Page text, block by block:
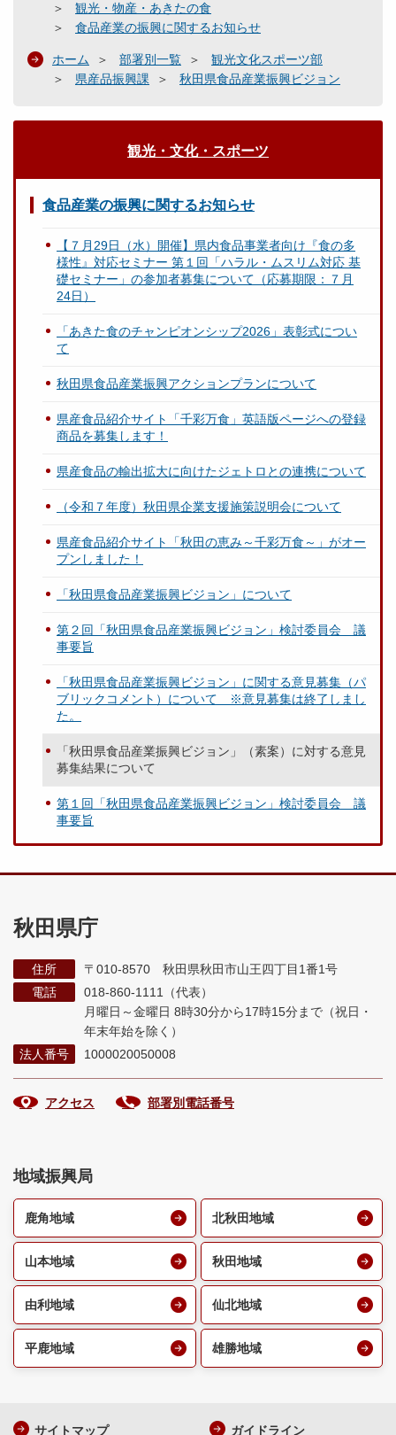
観光・物産・あきたの食
食品産業の振興に関するお知らせ
ホーム 部署別一覧
観光文化スポーツ部
県産品振興課
秋田県食品産業振興ビジョン
観光・文化・スポーツ
食品産業の振興に関するお知らせ
【７月29日（水）開催】県内食品事業者向け『食の多
様性』対応セミナー 第１回「ハラル・ムスリム対応 基
礎セミナー」の参加者募集について（応募期限：７月
24日）
「あきた食のチャンピオンシップ2026」表彰式につい
て
秋田県食品産業振興アクションプランについて
県産食品紹介サイト「千彩万食」英語版ページへの登録
商品を募集します！
県産食品の輸出拡大に向けたジェトロとの連携について
（令和７年度）秋田県企業支援施策説明会について
県産食品紹介サイト「秋田の恵み～千彩万食～」がオー
プンしました！
「秋田県食品産業振興ビジョン」について
第２回「秋田県食品産業振興ビジョン」検討委員会 議
事要旨
「秋田県食品産業振興ビジョン」に関する意見募集（パ
ブリックコメント）について ※意見募集は終了しまし
た。
「秋田県食品産業振興ビジョン」（素案）に対する意見
募集結果について
第１回「秋田県食品産業振興ビジョン」検討委員会 議
事要旨
秋田県庁
住所
〒010-8570 秋田県秋田市山王四丁目1番1号
電話
018-860-1111（代表）
月曜日～金曜日 8時30分から17時15分まで （祝日・
年末年始を除く）
法人番号
1000020050008
アクセス 部署別電話番号
地域振興局
鹿角地域 北秋田地域
山本地域 秋田地域
由利地域 仙北地域
平鹿地域 雄勝地域
サイトマップ ガイドライン